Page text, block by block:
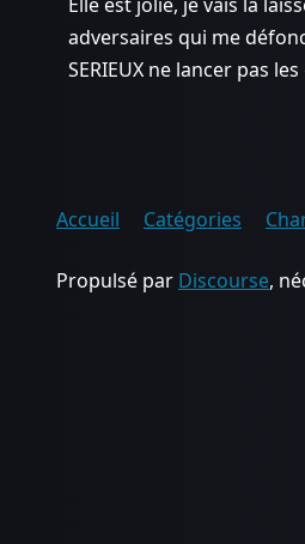
adversaires qui me
SERIEUX ne lancer pas
Accueil Catégories
Propulsé par Discourse,